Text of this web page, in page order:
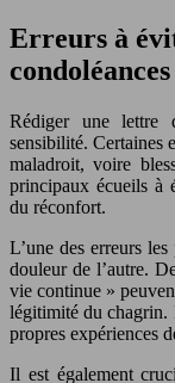
Erreurs à
condoléances
Rédiger une lettre
sensibilité. Certaines
maladroit, voire
principaux écueils à
du réconfort.
L’une des erreurs
douleur de l’autre.
vie continue »
légitimité du chagrin.
propres expériences
Il est également